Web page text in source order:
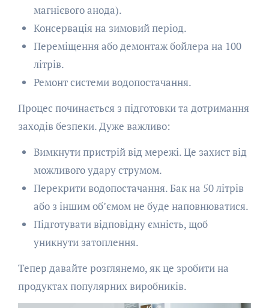
магнієвого анода).
Консервація на зимовий період.
Переміщення або демонтаж бойлера на 100
літрів.
Ремонт системи водопостачання.
Процес починається з підготовки та дотримання
заходів безпеки. Дуже важливо:
Вимкнути пристрій від мережі. Це захист від
можливого удару струмом.
Перекрити водопостачання. Бак на 50 літрів
або з іншим об’ємом не буде наповнюватися.
Підготувати відповідну ємність, щоб
уникнути затоплення.
Тепер давайте розглянемо, як це зробити на
продуктах популярних виробників.